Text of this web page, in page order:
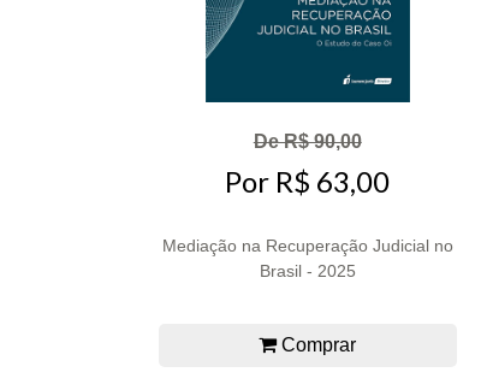
De R$ 90,00
Por R$ 63,00
Mediação na Recuperação Judicial no
Brasil - 2025
Comprar